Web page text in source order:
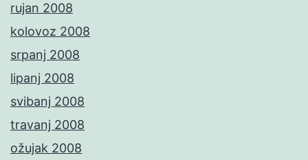
rujan 2008
kolovoz 2008
srpanj 2008
lipanj 2008
svibanj 2008
travanj 2008
ožujak 2008